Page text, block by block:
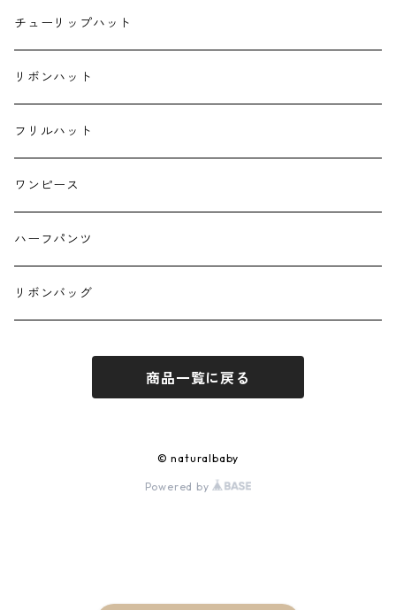
ハンカチ
ランチクロス
お弁当袋
キーホルダー
チューリップハット
リボンハット
フリルハット
ワンピース
ハーフパンツ
リボンバッグ
商品一覧に戻る
© naturalbaby
Powered by